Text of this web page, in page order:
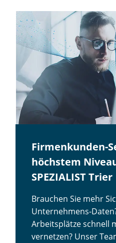
Firmenkunden-
höchstem
SPEZIALIST Trier
Brauchen Sie mehr
Unternehmens-
Arbeitsplätze schnell
vernetzen? Unser